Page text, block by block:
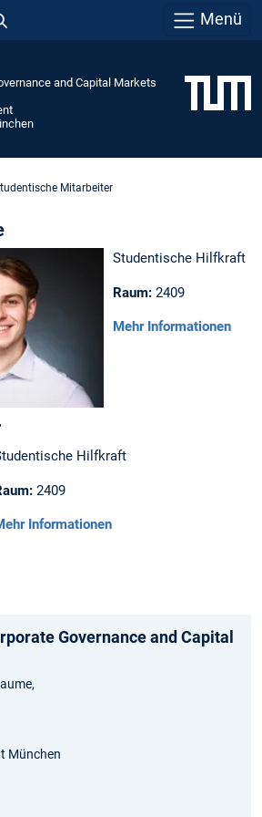
Menü
and Capital Markets
Mitarbeiter
Studentische Hilfkraft
Raum: 2409
Mehr Informationen
Hilfkraft
2409
Informationen
Governance and Capital
München